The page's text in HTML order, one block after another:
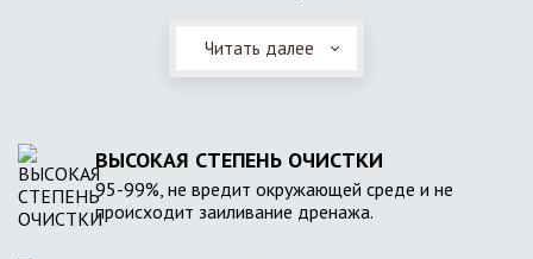
Читать далее
ВЫСОКАЯ СТЕПЕНЬ ОЧИСТКИ
95-99%, не вредит окружающей среде и не
происходит заиливание дренажа.